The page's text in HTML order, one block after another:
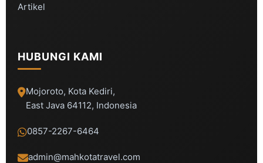
Artikel
HUBUNGI KAMI
Mojoroto, Kota Kediri,
East Java 64112, Indonesia
0857-2267-6464
admin@mahkotatravel.com